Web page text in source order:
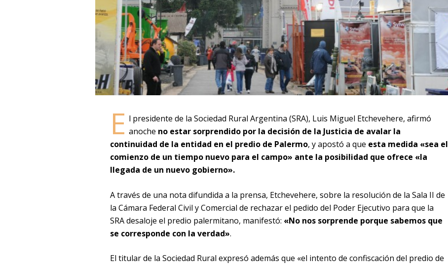
E l presidente de la Sociedad Rural Argentina (SRA), Luis Miguel Etchevehere, afirmó
anoche no estar sorprendido por la decisión de la Justicia de avalar la
continuidad de la entidad en el predio de Palermo, y apostó a que esta medida «sea el
comienzo de un tiempo nuevo para el campo» ante la posibilidad que ofrece «la
llegada de un nuevo gobierno».
A través de una nota difundida a la prensa, Etchevehere, sobre la resolución de la Sala II de
la Cámara Federal Civil y Comercial de rechazar el pedido del Poder Ejecutivo para que la
SRA desaloje el predio palermitano, manifestó: «No nos sorprende porque sabemos que
se corresponde con la verdad».
El titular de la Sociedad Rural expresó además que «el intento de confiscación del predio de